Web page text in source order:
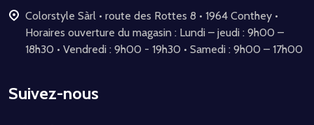
Colorstyle Sàrl • route des Rottes 8 • 1964 Conthey •
Horaires ouverture du magasin : Lundi – jeudi : 9h00 –
18h30 • Vendredi : 9h00 - 19h30 • Samedi : 9h00 – 17h00
Suivez-nous